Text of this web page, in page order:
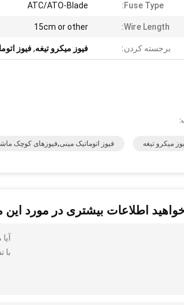
Fuse Type:
ATC/ATO-Blade
Wire Length:
15cm or other
برجسته کردن: فیوز میکرو تیغه,فیوز
میکرو تیغه فیوز اتوماتیک مینی,فیوزهای کوچک
اطلاعات بیشتری در مورد این
با